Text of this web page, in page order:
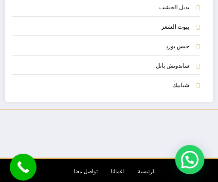
بديل الخشب
بيوت الشعر
جبس بورد
ساندوتش بانل
شبابيك
الرئيسية اعمالنا تواصل معنا